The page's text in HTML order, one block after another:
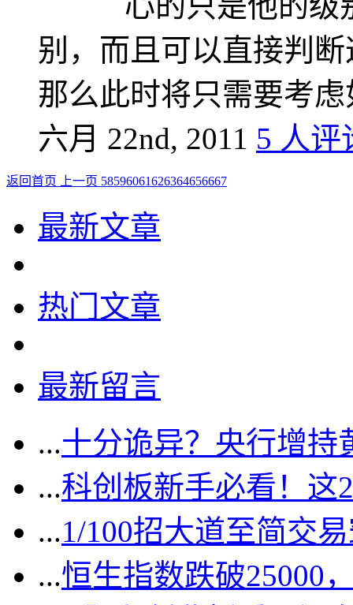
别，而且可以直接判
那么此时将只需要考
六月 22nd, 2011 5 人评
返回首页 上一页 58596061626364656667
最新文章
热门文章
最新留言
...十分诡异？央行增持
...科创板新手必看！这
...1/100招大道至简交
...恒生指数跌破25000